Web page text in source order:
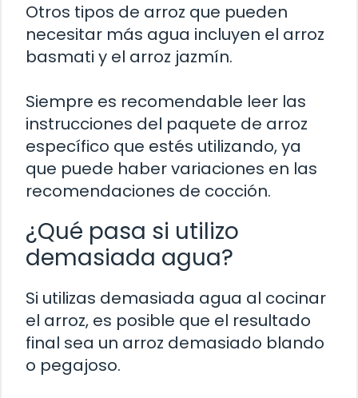
Otros tipos de arroz que pueden
necesitar más agua incluyen el arroz
basmati y el arroz jazmín.
Siempre es recomendable leer las
instrucciones del paquete de arroz
específico que estés utilizando, ya
que puede haber variaciones en las
recomendaciones de cocción.
¿Qué pasa si utilizo
demasiada agua?
Si utilizas demasiada agua al cocinar
el arroz, es posible que el resultado
final sea un arroz demasiado blando
o pegajoso.